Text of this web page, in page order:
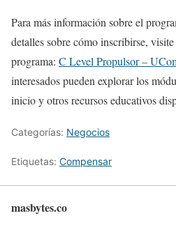
Para más información sobre el
detalles sobre cómo inscribirse,
programa: C Level Propulsor –
interesados pueden explorar los
inicio y otros recursos educativos
Categorías: Negocios
Etiquetas: Compensar
masbytes.co